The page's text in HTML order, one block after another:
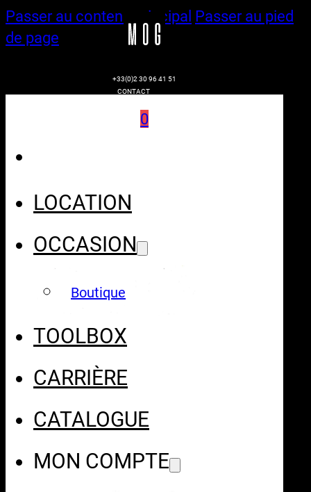
Passer au contenu principal Passer au pied
de page
+33(0)2 30 96 41 51
CONTACT
0
LOCATION
OCCASION
Boutique
TOOLBOX
CARRIÈRE
CATALOGUE
MON COMPTE